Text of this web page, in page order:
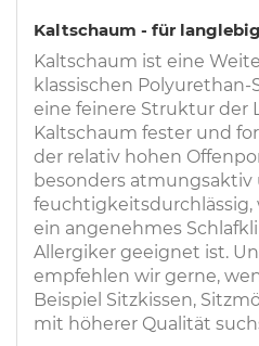
Kaltschaum - für
Kaltschaum ist eine
klassischen
eine feinere Struktur der
Kaltschaum fester und
der relativ hohen
besonders atmungsaktiv
feuchtigkeitsdurchlässig,
ein angenehmes
Allergiker geeignet ist.
empfehlen wir gerne,
Beispiel Sitzkissen,
mit höherer Qualität